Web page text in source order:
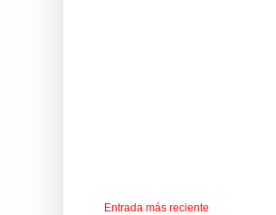
Entrada más reciente